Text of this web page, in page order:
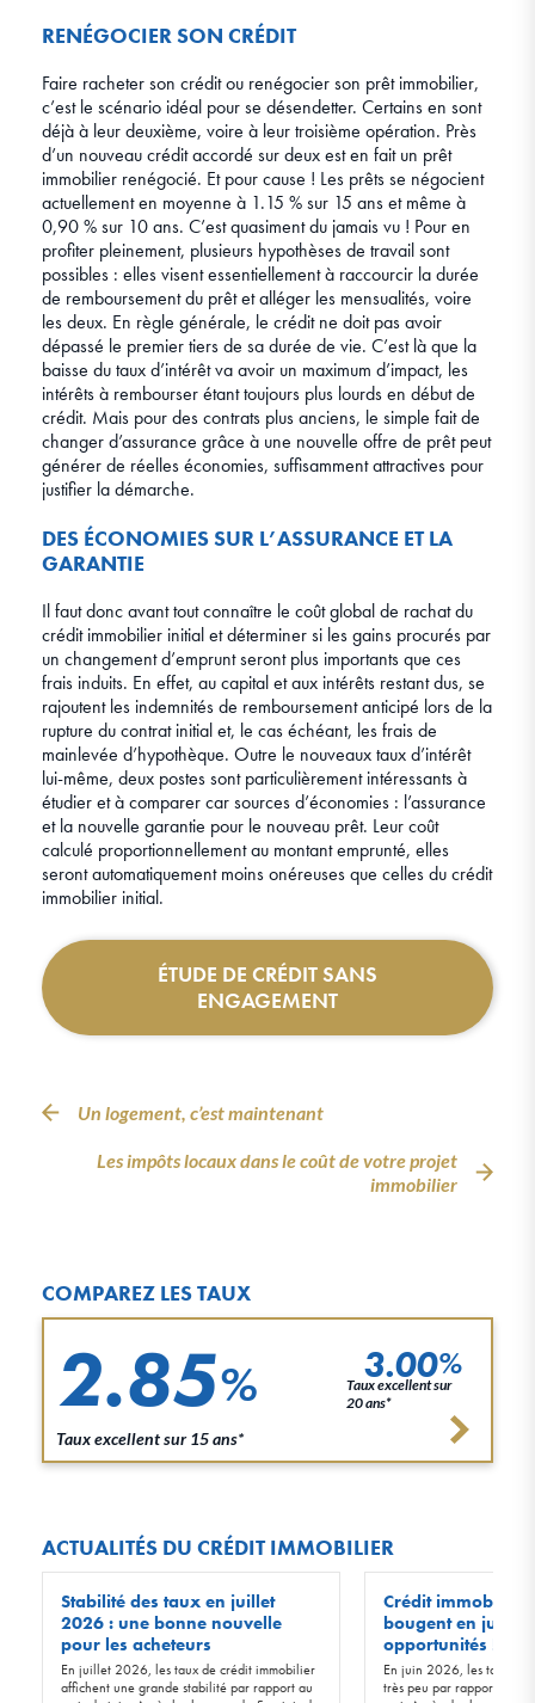
RENÉGOCIER SON CRÉDIT
Faire racheter son crédit ou renégocier son prêt immobilier,
c’est le scénario idéal pour se désendetter. Certains en sont
déjà à leur deuxième, voire à leur troisième opération. Près
d’un nouveau crédit accordé sur deux est en fait un prêt
immobilier renégocié. Et pour cause ! Les prêts se négocient
actuellement en moyenne à 1.15 % sur 15 ans et même à
0,90 % sur 10 ans. C’est quasiment du jamais vu ! Pour en
profiter pleinement, plusieurs hypothèses de travail sont
possibles : elles visent essentiellement à raccourcir la durée
de remboursement du prêt et alléger les mensualités, voire
les deux. En règle générale, le crédit ne doit pas avoir
dépassé le premier tiers de sa durée de vie. C’est là que la
baisse du taux d’intérêt va avoir un maximum d’impact, les
intérêts à rembourser étant toujours plus lourds en début de
crédit. Mais pour des contrats plus anciens, le simple fait de
changer d’assurance grâce à une nouvelle offre de prêt peut
générer de réelles économies, suffisamment attractives pour
justifier la démarche.
DES ÉCONOMIES SUR L’ASSURANCE ET LA
GARANTIE
Il faut donc avant tout connaître le coût global de rachat du
crédit immobilier initial et déterminer si les gains procurés par
un changement d’emprunt seront plus importants que ces
frais induits. En effet, au capital et aux intérêts restant dus, se
rajoutent les indemnités de remboursement anticipé lors de la
rupture du contrat initial et, le cas échéant, les frais de
mainlevée d’hypothèque. Outre le nouveaux taux d’intérêt
lui-même, deux postes sont particulièrement intéressants à
étudier et à comparer car sources d’économies : l’assurance
et la nouvelle garantie pour le nouveau prêt. Leur coût
calculé proportionnellement au montant emprunté, elles
seront automatiquement moins onéreuses que celles du crédit
immobilier initial.
ÉTUDE DE CRÉDIT SANS
ENGAGEMENT
Un logement, c’est maintenant
Les impôts locaux dans le coût de votre projet
immobilier
COMPAREZ LES TAUX
2.85%
Taux excellent sur 15 ans*
3.00%
Taux excellent sur
20 ans*
ACTUALITÉS DU CRÉDIT IMMOBILIER
Stabilité des taux en juillet
2026 : une bonne nouvelle
pour les acheteurs
En juillet 2026, les taux de crédit immobilier
affichent une grande stabilité par rapport au
Crédit immobilier
bougent en juin
opportunités !
En juin 2026, les taux
très peu par rapport à